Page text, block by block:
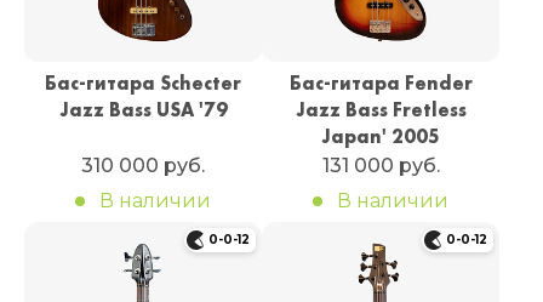
Бас-гитара Schecter
Jazz Bass USA '79
310 000 руб.
В наличии
Бас-гитара Fender
Jazz Bass Fretless
Japan' 2005
131 000 руб.
В наличии
0-0-12 0-0-12